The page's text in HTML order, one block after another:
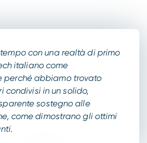
con una realtà di primo
italiano come
perché abbiamo trovato
condivisi in un solido,
sostegno alle
come dimostrano gli ottimi